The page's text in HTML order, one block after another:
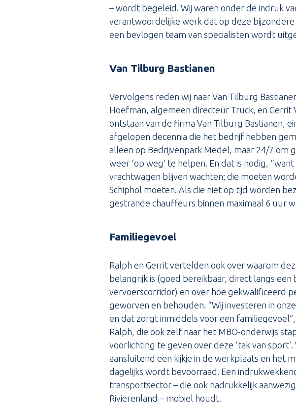
– wordt begeleid. Wij waren onder de indruk
verantwoordelijke werk dat op deze
een bevlogen team van specialisten wordt
Van Tilburg Bastianen
Vervolgens reden wij naar Van Tilburg
Hoefman, algemeen directeur Truck, en
ontstaan van de firma Van Tilburg Bastianen,
afgelopen decennia die het bedrijf hebben
alleen op Bedrijvenpark Medel, maar 24/7
weer ‘op weg’ te helpen. En dat is nodig,
vrachtwagen blijven wachten; die moeten
Schiphol moeten. Als die niet op tijd worden
gestrande chauffeurs binnen maximaal 6 uur
Familiegevoel
Ralph en Gerrit vertelden ook over waarom
belangrijk is (goed bereikbaar, direct langs een
vervoerscorridor) en over hoe gekwalificeerd
geworven en behouden. “Wij investeren in
en dat zorgt inmiddels voor een
Ralph, die ook zelf naar het MBO-onderwijs
voorlichting te geven over deze ‘tak van sport’.
aansluitend een kijkje in de werkplaats en het
dagelijks wordt bevoorraad. Een
transportsector – die ook nadrukkelijk
Rivierenland – mobiel houdt.